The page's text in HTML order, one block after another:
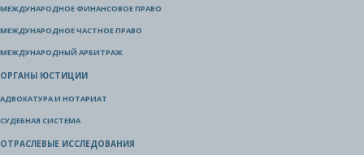
МЕЖДУНАРОДНОЕ ФИНАНСОВОЕ ПРАВО
МЕЖДУНАРОДНОЕ ЧАСТНОЕ ПРАВО
МЕЖДУНАРОДНЫЙ АРБИТРАЖ
ОРГАНЫ ЮСТИЦИИ
АДВОКАТУРА И НОТАРИАТ
СУДЕБНАЯ СИСТЕМА
ОТРАСЛЕВЫЕ ИССЛЕДОВАНИЯ